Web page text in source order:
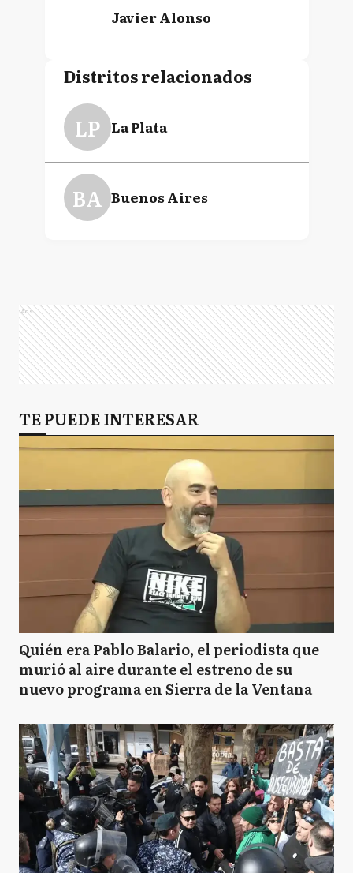
Javier Alonso
Distritos relacionados
LP La Plata
BA Buenos Aires
Ads
TE PUEDE INTERESAR
Quién era Pablo Balario, el periodista que
murió al aire durante el estreno de su
nuevo programa en Sierra de la Ventana